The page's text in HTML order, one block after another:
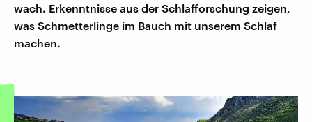
wach. Erkenntnisse aus der Schlafforschung zeigen,
was Schmetterlinge im Bauch mit unserem Schlaf
machen.